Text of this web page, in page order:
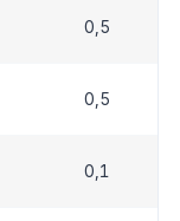
0,5
0,5
0,1